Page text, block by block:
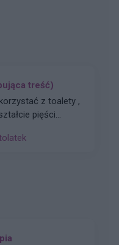
treść)
z toalety ,
pięści
kąpiel lub
sytuacji może